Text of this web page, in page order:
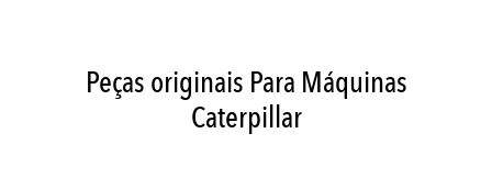
Peças originais Para Máquinas
Caterpillar